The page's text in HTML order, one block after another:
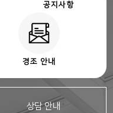
공지사항
경조 안내
상담 안내